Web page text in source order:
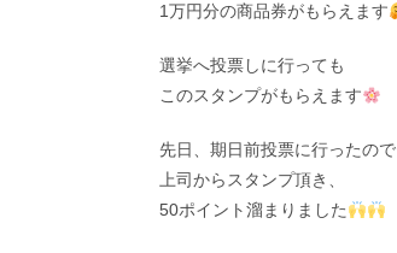
1万円分の商品券がもらえます
選挙へ投票しに行っても
このスタンプがもらえます
先日、期日前投票に行ったので
上司からスタンプ頂き、
50ポイント溜まりました